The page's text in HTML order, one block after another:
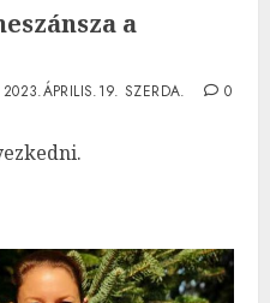
a
2023.ÁPRILIS.19. SZERDA.
0